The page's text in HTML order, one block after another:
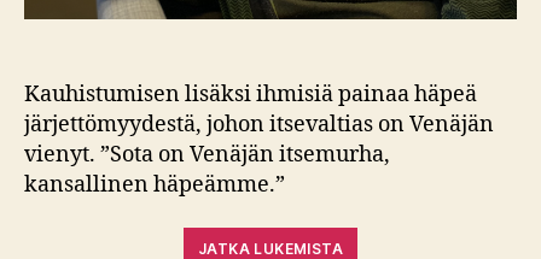
Kauhistumisen lisäksi ihmisiä painaa häpeä
järjettömyydestä, johon itsevaltias on Venäjän
vienyt. ”Sota on Venäjän itsemurha,
kansallinen häpeämme.”
JATKA LUKEMISTA